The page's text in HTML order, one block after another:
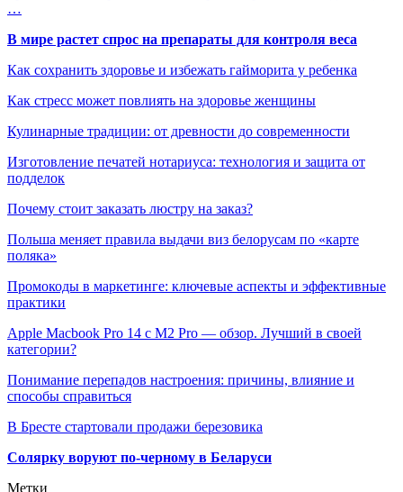
…
В мире растет спрос на препараты для контроля веса
Как сохранить здоровье и избежать гайморита у ребенка
Как стресс может повлиять на здоровье женщины
Кулинарные традиции: от древности до современности
Изготовление печатей нотариуса: технология и защита от
подделок
Почему стоит заказать люстру на заказ?
Польша меняет правила выдачи виз белорусам по «карте
поляка»
Промокоды в маркетинге: ключевые аспекты и эффективные
практики
Apple Macbook Pro 14 с M2 Pro — обзор. Лучший в своей
категории?
Понимание перепадов настроения: причины, влияние и
способы справиться
В Бресте стартовали продажи березовика
Солярку воруют по-черному в Беларуси
Метки